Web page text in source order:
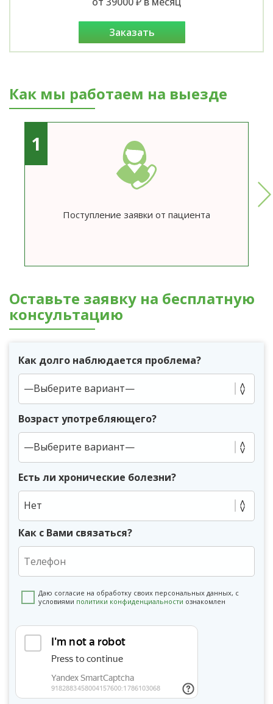
заказать
Как мы работаем на выезде
1
Поступление заявки от пациента
Оставьте заявку на бесплатную
консультацию
Как долго наблюдается проблема?
Возраст употребляющего?
Есть ли хронические болезни?
Нет
Как с Вами связаться?
Даю согласие на обработку своих персональных данных, с
условиями политики конфиденциальности ознакомлен